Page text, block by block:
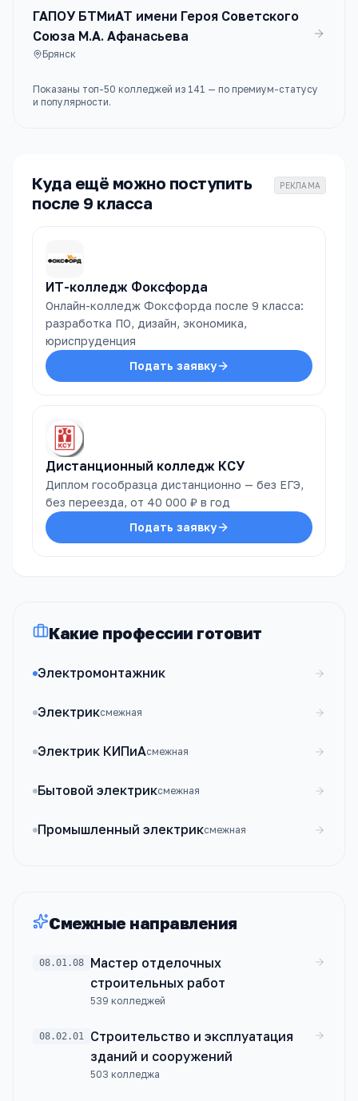
ГАПОУ БТМиАТ имени Героя Советского
Союза М.А. Афанасьева
Брянск
Показаны топ-50 колледжей из 141 — по премиум-статусу
и популярности.
Куда ещё можно поступить
после 9 класса
РЕКЛАМА
ИТ-колледж Фоксфорда
Онлайн-колледж Фоксфорда после 9 класса:
разработка ПО, дизайн, экономика,
юриспруденция
Подать заявку
Дистанционный колледж КСУ
Диплом гособразца дистанционно — без ЕГЭ,
без переезда, от 40 000 ₽ в год
Подать заявку
Какие профессии готовит
Электромонтажник
Электриксмежная
Электрик КИПиАсмежная
Бытовой электриксмежная
Промышленный электриксмежная
Смежные направления
08.01.08
Мастер отделочных
строительных работ
539 колледжей
08.02.01
Строительство и эксплуатация
зданий и сооружений
503 колледжа